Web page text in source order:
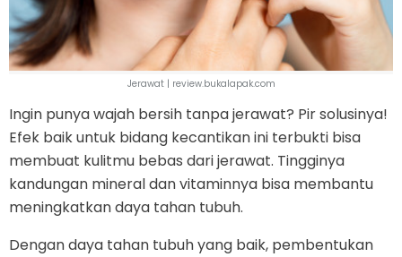
Jerawat | review.bukalapak.com
Ingin punya wajah bersih tanpa jerawat? Pir solusinya!
Efek baik untuk bidang kecantikan ini terbukti bisa
membuat kulitmu bebas dari jerawat. Tingginya
kandungan mineral dan vitaminnya bisa membantu
meningkatkan daya tahan tubuh.
Dengan daya tahan tubuh yang baik, pembentukan